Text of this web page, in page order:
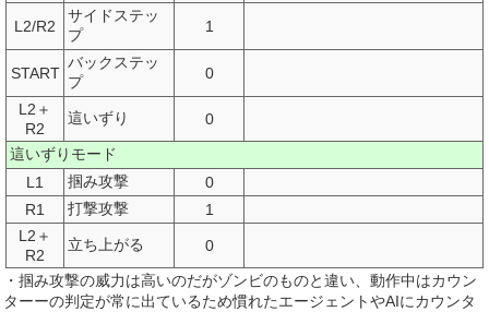
L2/R2
サイドステッ
プ
1
START
バックステッ
プ
0
L2＋
R2
這いずり
0
這いずりモード
L1
掴み攻撃
0
R1
打撃攻撃
1
L2＋
R2
立ち上がる
0
・掴み攻撃の威力は高いのだがゾンビのものと違い、動作中はカウン
ターーの判定が常に出ているため慣れたエージェントやAIにカウンタ